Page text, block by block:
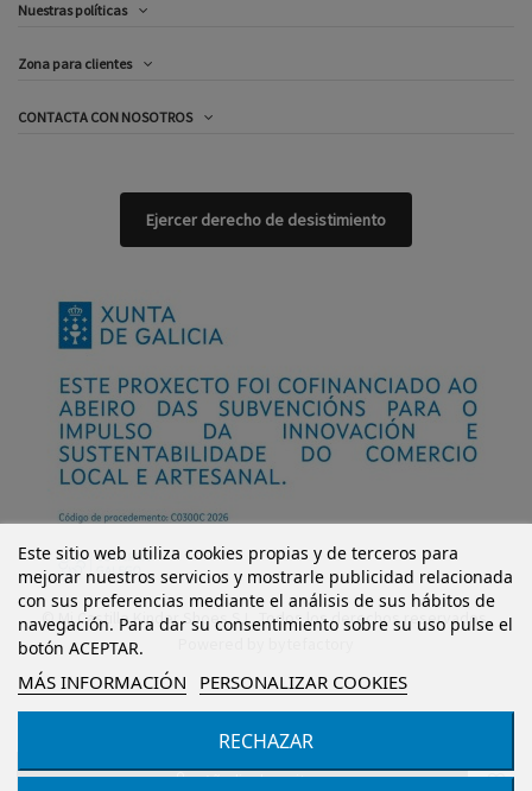
Añadir al carrito
Nuestras políticas
Zona para clientes
CONTACTA CON NOSOTROS
Este sitio web utiliza cookies propias y de terceros para
mejorar nuestros servicios y mostrarle publicidad relacionada
con sus preferencias mediante el análisis de sus hábitos de
navegación. Para dar su consentimiento sobre su uso pulse el
botón ACEPTAR.
MÁS INFORMACIÓN PERSONALIZAR COOKIES
RECHAZAR
Ejercer derecho de desistimiento
© Mi Castillo Kinder Shoes S.L. Todos los derechos reservados.